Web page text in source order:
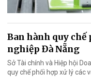
Ban hành quy
nghiệp Đà Nẵng
Sở Tài chính và Hiệp hội
quy chế phối hợp xử lý các